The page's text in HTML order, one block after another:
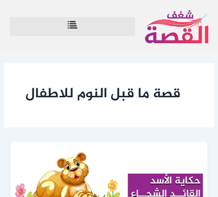
إلى
المحتوى
قصة ما قبل النوم للاطفال